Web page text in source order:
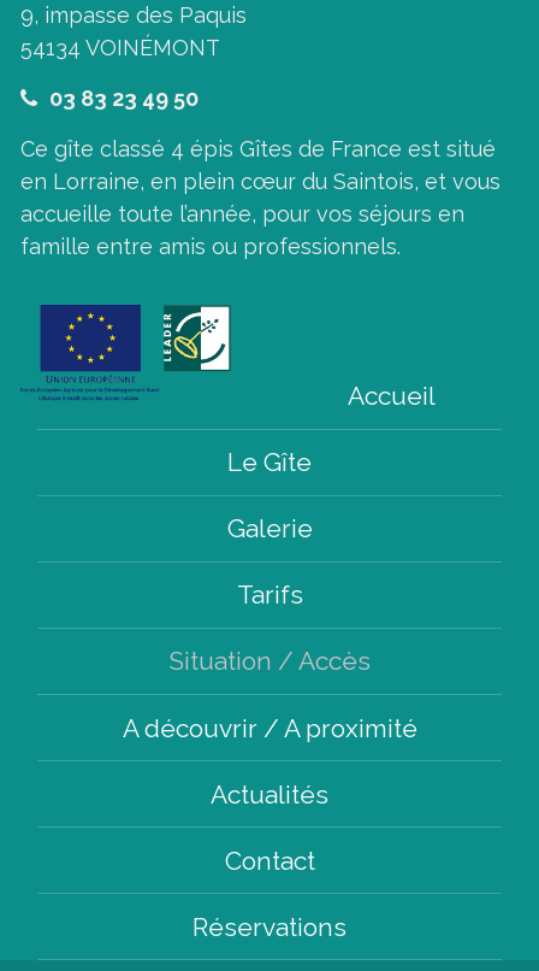
9, impasse des Paquis
54134 VOINÉMONT
03 83 23 49 50
Ce gîte classé 4 épis Gîtes de France est situé
en Lorraine, en plein cœur du Saintois, et vous
accueille toute l’année, pour vos séjours en
famille entre amis ou professionnels.
Accueil
Le Gîte
Galerie
Tarifs
Situation / Accès
A découvrir / A proximité
Actualités
Contact
Réservations